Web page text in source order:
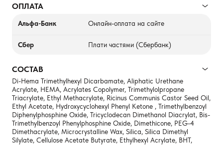
ОПЛАТА
Альфа-Банк Онлайн-оплата на сайте
Сбер Плати частями (Сбербанк)
СОСТАВ
Di-Hema Trimethylhexyl Dicarbamate, Aliphatic Urethane
Acrylate, HEMA, Acrylates Copolymer, Trimethylolpropane
Triacrylate, Ethyl Methacrylate, Ricinus Communis Castor Seed Oil,
Ethyl Acetate, Hydroxycyclohexyl Phenyl Ketone , Trimethylbenzoyl
Diphenylphosphine Oxide, Tricyclodecan Dimethanol Diacrylat, Bis-
Trimethylbenzoyl Phenylphosphine Oxide, Dimethicone, PEG-4
Dimethacrylate, Microcrystalline Wax, Silica, Silica Dimethyl
Silylate, Cellulose Acetate Butyrate, Ethylhexyl Acrylate, BHT,